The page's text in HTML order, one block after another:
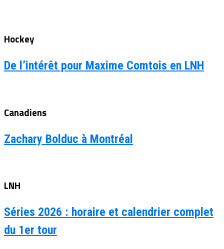
Hockey
De l’intérêt pour Maxime Comtois en LNH
Canadiens
Zachary Bolduc à Montréal
LNH
Séries 2026 : horaire et calendrier complet
du 1er tour